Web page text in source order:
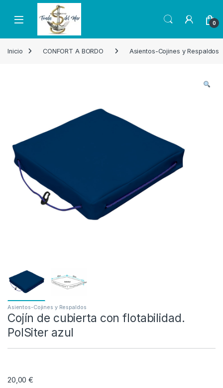
Skip to navigation
Skip to content
Open 0
Inicio CONFORT A BORDO Asientos-Cojines y Respaldos
Asientos-Cojines y Respaldos
Cojín de cubierta con flotabilidad.
PolSiter azul
20,00€